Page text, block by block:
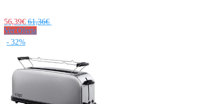
56,39€ 61,36€
Ver Oferta
- 32%